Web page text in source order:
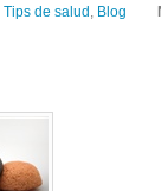
Tips de salud , Blog